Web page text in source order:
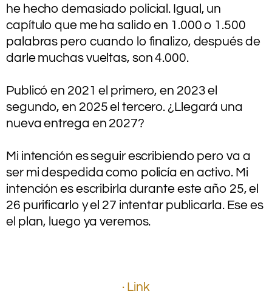
he hecho demasiado policial. Igual, un
capítulo que me ha salido en 1.000 o 1.500
palabras pero cuando lo finalizo, después de
darle muchas vueltas, son 4.000.
Publicó en 2021 el primero, en 2023 el
segundo, en 2025 el tercero. ¿Llegará una
nueva entrega en 2027?
Mi intención es seguir escribiendo pero va a
ser mi despedida como policía en activo. Mi
intención es escribirla durante este año 25, el
26 purificarlo y el 27 intentar publicarla. Ese es
el plan, luego ya veremos.
· Link